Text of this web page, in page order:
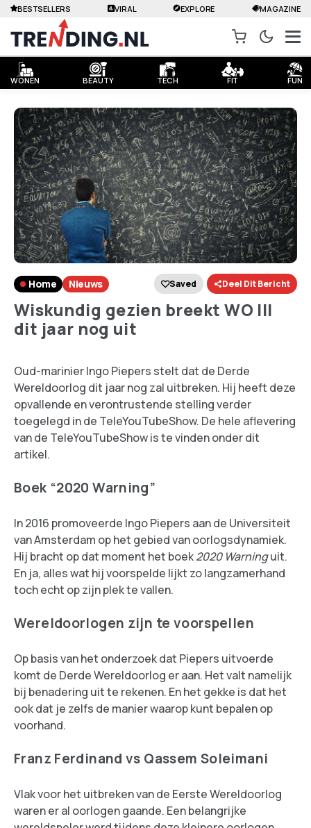
WONEN BEAUTY TECH FIT FUN
BESTSELLERS VIRAL EXPLORE MAGAZINE
Home Nieuws Saved Deel Dit Bericht
Wiskundig gezien breekt WO III
dit jaar nog uit
Oud-marinier Ingo Piepers stelt dat de Derde
Wereldoorlog dit jaar nog zal uitbreken. Hij heeft deze
opvallende en verontrustende stelling verder
toegelegd in de TeleYouTubeShow. De hele aflevering
van de TeleYouTubeShow is te vinden onder dit
artikel.
Boek “2020 Warning”
In 2016 promoveerde Ingo Piepers aan de Universiteit
van Amsterdam op het gebied van oorlogsdynamiek.
Hij bracht op dat moment het boek2020 Warninguit.
En ja, alles wat hij voorspelde lijkt zo langzamerhand
toch echt op zijn plek te vallen.
Wereldoorlogen zijn te voorspellen
Op basis van het onderzoek dat Piepers uitvoerde
komt de Derde Wereldoorlog er aan. Het valt namelijk
bij benadering uit te rekenen. En het gekke is dat het
ook dat je zelfs de manier waarop kunt bepalen op
voorhand.
Franz Ferdinand vs Qassem Soleimani
Vlak voor het uitbreken van de Eerste Wereldoorlog
waren er al oorlogen gaande. Een belangrijke